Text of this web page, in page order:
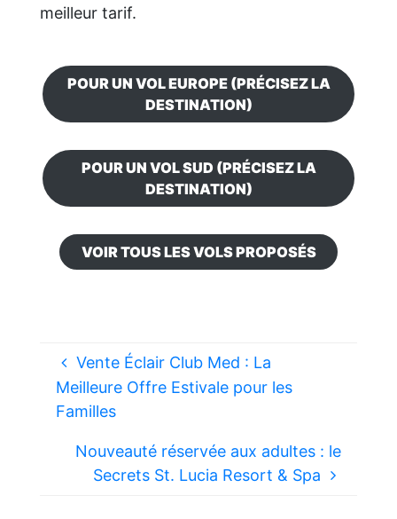
meilleur tarif.
POUR UN VOL EUROPE (PRÉCISEZ LA
DESTINATION)
POUR UN VOL SUD (PRÉCISEZ LA
DESTINATION)
VOIR TOUS LES VOLS PROPOSÉS
Vente Éclair Club Med : La
Meilleure Offre Estivale pour les
Familles
Nouveauté réservée aux adultes : le
Secrets St. Lucia Resort & Spa